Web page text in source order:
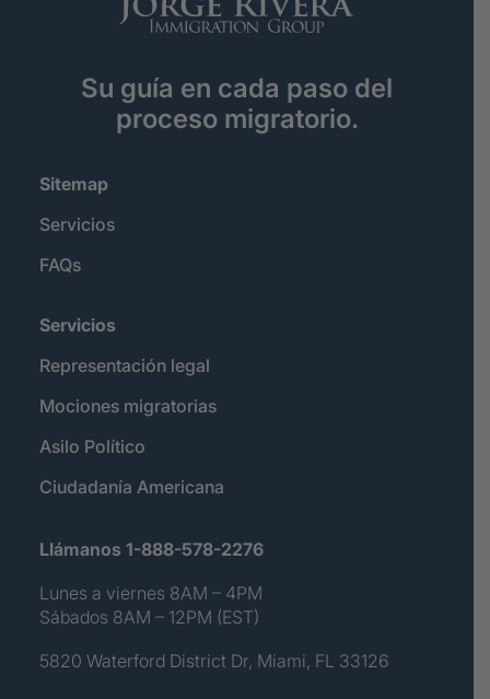
Su guía en cada paso del
proceso migratorio.
Sitemap
Servicios
FAQs
Servicios
Representación legal
Mociones migratorias
Asilo Político
Ciudadanía Americana
Llámanos 1-888-578-2276
Lunes a viernes 8AM – 4PM
Sábados 8AM – 12PM (EST)
5820 Waterford District Dr, Miami, FL 33126